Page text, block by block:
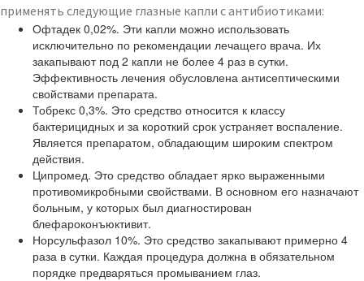
применять следующие глазные капли с антибиотиками:
Офтадек 0,02%. Эти капли можно использовать
исключительно по рекомендации лечащего врача. Их
закапывают под 2 капли не более 4 раз в сутки.
Эффективность лечения обусловлена антисептическими
свойствами препарата.
Тобрекс 0,3%. Это средство относится к классу
бактерицидных и за короткий срок устраняет воспаление.
Является препаратом, обладающим широким спектром
действия.
Ципромед. Это средство обладает ярко выраженными
противомикробными свойствами. В основном его назначают
больным, у которых был диагностирован
блефароконъюктивит.
Норсульфазол 10%. Это средство закапывают примерно 4
раза в сутки. Каждая процедура должна в обязательном
порядке предваряться промыванием глаз.